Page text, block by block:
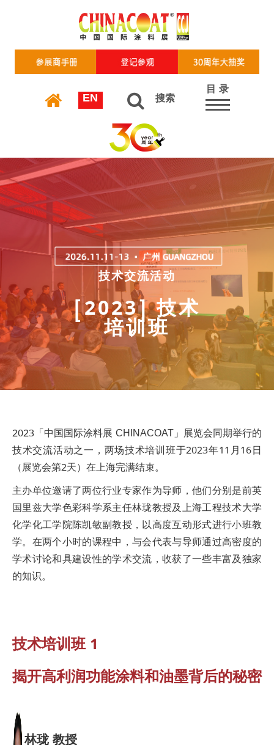
EN 搜索
目 录
技术交流活动
[2023] 技术
培训班
2023「中国国际涂料展 CHINACOAT」展览会同期举行的
技术交流活动之一，两场技术培训班于2023年11月16日
（展览会第2天）在上海完满结束。
主办单位邀请了两位行业专家作为导师，他们分别是前英
国里兹大学色彩科学系主任林珑教授及上海工程技术大学
化学化工学院陈凯敏副教授，以高度互动形式进行小班教
学。 在两个小时的课程中，与会代表与导师通过高密度的
学术讨论和具建设性的学术交流，收获了一些丰富及独家
的知识。
技术培训班 1
揭开高利润功能涂料和油墨背后的秘密